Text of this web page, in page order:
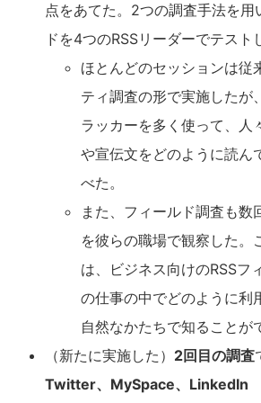
点をあてた。2つの調査手法を用
ドを4つのRSSリーダーでテスト
ほとんどのセッションは従
ティ調査の形で実施したが
ラッカーを多く使って、人
や宣伝文をどのように読ん
べた。
また、フィールド調査も数
を彼らの職場で観察した。
は、ビジネス向けのRSSフ
の仕事の中でどのように利
自然なかたちで知ることが
（新たに実施した） 2回目の調査
Twitter、MySpace、LinkedIn